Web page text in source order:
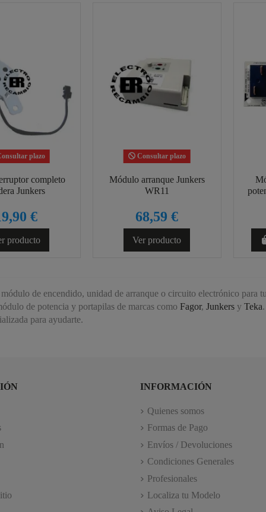
plazo
completo
Junkers
€
producto
Consultar plazo
Módulo arranque Junkers
WR11
68,59 €
Ver producto
de encendido, unidad de arranque o circuito electrónico para
de potencia y portapilas de marcas como Fagor, Junkersy Teka
para ayudarte.
INFORMACIÓN
Quienes somos
Formas de Pago
Envíos / Devoluciones
Condiciones Generales
Profesionales
Localiza tu Modelo